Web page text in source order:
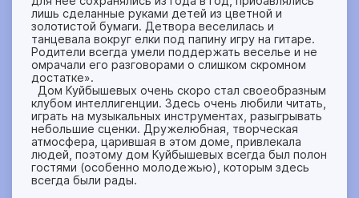
лишь сделанные руками детей из цветной и
золотистой бумаги. Детвора веселилась и
танцевала вокруг елки под папину игру на гитаре.
Родители всегда умели поддержать веселье и не
омрачали его разговорами о слишком скромном
достатке».
Дом Куйбышевых очень скоро стал своеобразным
клубом интеллигенции. Здесь очень любили читать,
играть на музыкальных инструментах, разыгрывать
небольшие сценки. Дружелюбная, творческая
атмосфера, царившая в этом доме, привлекала
людей, поэтому дом Куйбышевых всегда был полон
гостями (особенно молодежью), которым здесь
всегда были рады.